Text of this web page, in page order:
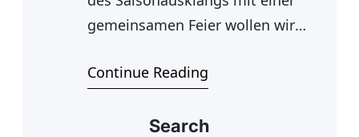
gemeinsamen Feier wollen wir
Dazu sind alle Mitglieder ab 15
Uhr ins Clubhaus eingeladen. Bei
Continue Reading
Search